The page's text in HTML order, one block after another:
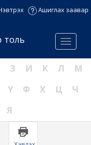
Ашиглах заавар
Menu
толь
З И К Л
М
Ү Ф Х Ц
Ч
Я